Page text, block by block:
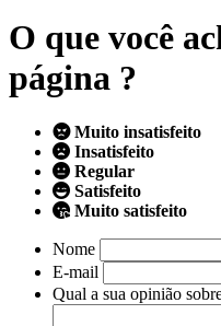
O que você
página ?
Muito insatisfeito
Insatisfeito
Regular
Satisfeito
Muito satisfeito
Nome
E-mail
Qual a sua opinião